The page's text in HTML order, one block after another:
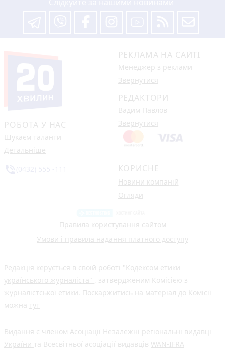
РОБОТА У НАС
Шукаєм таланти
Детальніше
РЕКЛАМА НА САЙТІ
Менеджер з реклами
Звернутися
РЕДАКТОРИ
Вадим Павлов
Звернутися
КОРИСНЕ
Новини компаній
Огляди
Правила користування сайтом
Умови і правила надання платного доступу
Редакція керується в своїй роботі "Кодексом етики
українського журналіста" , затвердженим Комісією з
журналістської етики. Поскаржитись на матеріал до Комісії
можна тут
Видання є членом Асоціації Незалежні регіональні видавці
України та Всесвітньої асоціації видавців WAN-IFRA